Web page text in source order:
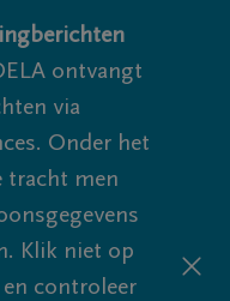
ontvangt
via
Onder het
tracht men
Klik niet op
controleer